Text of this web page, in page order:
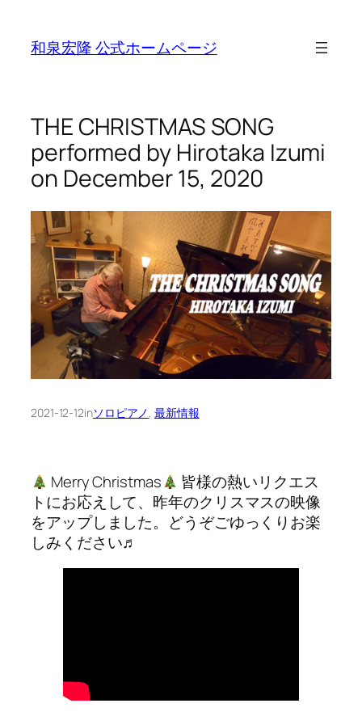
content
和泉宏隆 公式ホームページ
THE CHRISTMAS SONG
performed by Hirotaka Izumi
on December 15, 2020
2021-12-12inソロピアノ, 最新情報
Merry Christmas
皆様の熱いリクエス
トにお応えして、昨年のクリスマスの映像
をアップしました。どうぞごゆっくりお楽
しみください♬